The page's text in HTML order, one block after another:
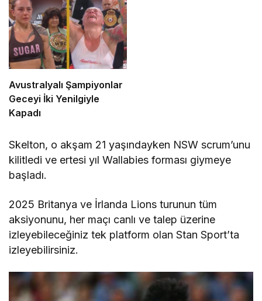
Avustralyalı Şampiyonlar
Geceyi İki Yenilgiyle
Kapadı
Skelton, o akşam 21 yaşındayken NSW scrum’unu
kilitledi ve ertesi yıl Wallabies forması giymeye
başladı.
2025 Britanya ve İrlanda Lions turunun tüm
aksiyonunu, her maçı canlı ve talep üzerine
izleyebileceğiniz tek platform olan Stan Sport’ta
izleyebilirsiniz.